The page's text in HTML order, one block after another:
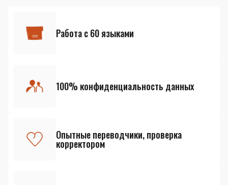
Работа с 60 языками
100% конфиденциальность данных
Опытные переводчики, проверка
корректором